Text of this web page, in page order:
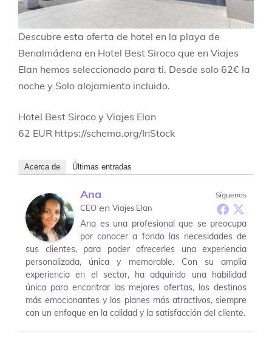
Descubre esta oferta de hotel en la playa de
Benalmádena en Hotel Best Siroco que en Viajes
Elan hemos seleccionado para ti. Desde solo 62€ la
noche y Solo alojamiento incluido.
Hotel Best Siroco y Viajes Elan
62 EUR https://schema.org/InStock
Acerca de Últimas entradas
Síguenos
Ana
CEO en Viajes Elan
Ana es una profesional que se preocupa
por conocer a fondo las necesidades de
sus clientes, para poder ofrecerles una experiencia
personalizada, única y memorable. Con su amplia
experiencia en el sector, ha adquirido una habilidad
única para encontrar las mejores ofertas, los destinos
más emocionantes y los planes más atractivos, siempre
con un enfoque en la calidad y la satisfacción del cliente.